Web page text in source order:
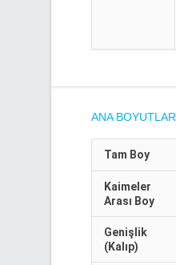
ANA BOYUTLAR
Tam Boy
Kaimeler
Arası Boy
Genişlik
(Kalıp)